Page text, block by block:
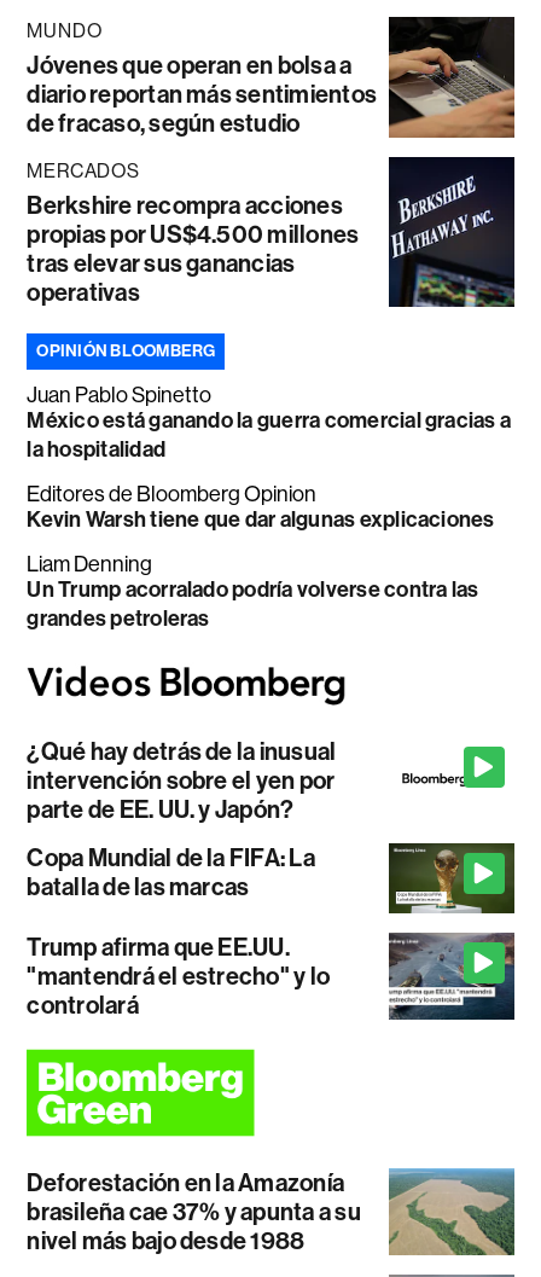
MUNDO
Jóvenes que operan en bolsa a
diario reportan más sentimientos
de fracaso, según estudio
MERCADOS
Berkshire recompra acciones
propias por US$4.500 millones
tras elevar sus ganancias
operativas
OPINIÓN BLOOMBERG
Juan Pablo Spinetto
México está ganando la guerra comercial gracias a
la hospitalidad
Editores de Bloomberg Opinion
Kevin Warsh tiene que dar algunas explicaciones
Liam Denning
Un Trump acorralado podría volverse contra las
grandes petroleras
¿Qué hay detrás de la inusual
intervención sobre el yen por
parte de EE. UU. y Japón?
Copa Mundial de la FIFA: La
batalla de las marcas
Trump afirma que EE.UU.
"mantendrá el estrecho" y lo
controlará
Deforestación en la Amazonía
brasileña cae 37% y apunta a su
nivel más bajo desde 1988